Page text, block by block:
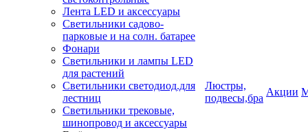
Лента LED и аксессуары
Светильники садово-
парковые и на солн. батарее
Фонари
Светильники и лампы LED
для растений
Светильники светодиод.для
лестниц
Светильники трековые,
шинопровод и аксессуары
Люстры,
подвесы,бра
Акции